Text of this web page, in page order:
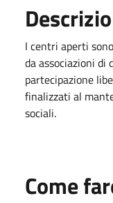
I centri aperti
da associazioni
partecipazione
finalizzati al
sociali.
Come